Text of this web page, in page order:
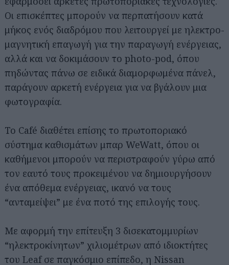
Οι επισκέπτες μπορούν να περπατήσουν κατά
μήκος ενός διαδρόμου που λειτουργεί με ηλεκτρο-
μαγνητική επαγωγή για την παραγωγή ενέργειας,
αλλά και να δοκιμάσουν το photo-pod, όπου
πηδώντας πάνω σε ειδικά διαμορφωμένα πάνελ,
παράγουν αρκετή ενέργεια για να βγάλουν μια
φωτογραφία.
Το Café διαθέτει επίσης το πρωτοποριακό
σύστημα καθισμάτων μπαρ WeWatt, όπου οι
καθήμενοι μπορούν να περιστραφούν γύρω από
τον εαυτό τους προκειμένου να δημιουργήσουν
ένα απόθεμα ενέργειας, ικανό να τους
“ανταμείψει” με ένα ποτό της επιλογής τους.
Με αφορμή την επίτευξη 3 δισεκατομμυρίων
“ηλεκτροκίνητων” χιλιομέτρων από ιδιοκτήτες
του Leaf σε παγκόσμιο επίπεδο, η Nissan